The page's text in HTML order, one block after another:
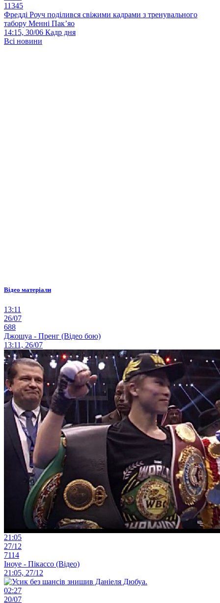
11345
Фредді Роуч поділився свіжими кадрами з тренувального
табору Менні Пак’яо
14:15, 30/06 Кадр дня
Всі новини
Відео матеріали
13:11
26/07
688
Джошуа - Пренг (Відео бою)
13:11, 26/07
21:05
27/12
7114
Іноуе - Пікассо (Відео)
21:05, 27/12
02:27
20/07